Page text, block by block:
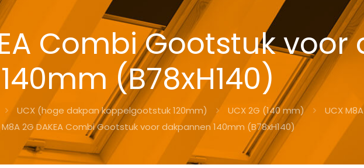
Combi Gootstuk
140mm (B78xH140)
UCX (hoge dakpan koppelgootstuk 120mm) UCX 2G (140 mm)
UCX
M8A 2G DAKEA Combi Gootstuk voor dakpannen 140mm (B78xH140)